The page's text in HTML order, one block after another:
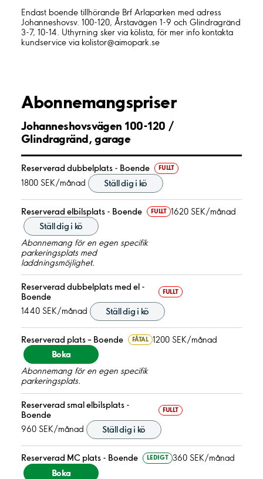
Endast boende tillhörande Brf Arlaparken med adress
Johanneshovsv. 100-120, Årstavägen 1-9 och Glindragränd
3-7, 10-14. Uthyrning sker via kölista, för mer info kontakta
kundservice via kolistor@aimopark.se
Abonnemangspriser
Johanneshovsvägen 100-120 /
Glindragränd, garage
Reserverad dubbelplats - Boende FULLT
1800 SEK/månad Ställ dig i kö
Reserverad elbilsplats - Boende FULLT 1620 SEK/månad
Ställ dig i kö
Abonnemang för en egen specifik
parkeringsplats med
laddningsmöjlighet.
Reserverad dubbelplats med el -
Boende
FULLT
1440 SEK/månad Ställ dig i kö
Reserverad plats – Boende FÅTAL 1200 SEK/månad
Boka
Abonnemang för en egen specifik
parkeringsplats.
Reserverad smal elbilsplats -
Boende
FULLT
960 SEK/månad Ställ dig i kö
Reserverad MC plats - Boende LEDIGT 360 SEK/månad
Boka